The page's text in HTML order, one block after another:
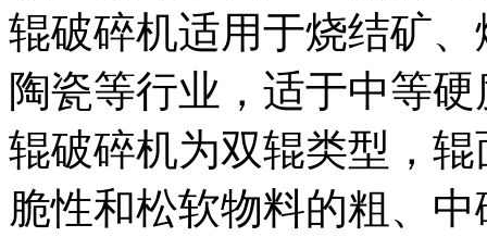
辊破碎机适用于烧结矿
陶瓷等行业，适于中等
辊破碎机为双辊类型，
脆性和松软物料的粗、